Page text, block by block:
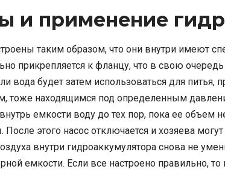
и применение
таким образом, что они внутри имеют
прикрепляется к фланцу, что в свою
вода будет затем использоваться для
тоже находящимся под определенным
емкости воду до тех пор, пока ее
этого насос отключается и хозяева
внутри гидроаккумулятора снова не
емкости. Если все настроено правильно,